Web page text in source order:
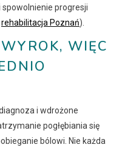
progresji
rehabilitacja Poznań).
WIĘC
i wdrożone
pogłębiania się
bólowi. Nie każda